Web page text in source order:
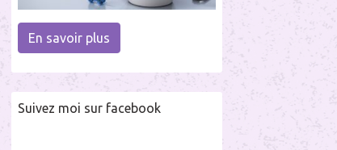
En savoir plus
Suivez moi sur facebook